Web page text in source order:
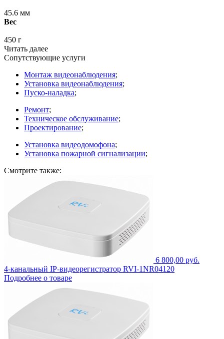
45.6 мм
Вес
450 г
Читать далее
Сопутствующие услуги
Монтаж видеонаблюдения;
Установка видеонаблюдения;
Пуско-наладка;
Ремонт;
Техническое обслуживание;
Проектирование;
Установка видеодомофона;
Установка пожарной сигнализации;
Смотрите также:
6 800,00 руб.
4-канальный IP-видеорегистратор RVI-1NR04120
Подробнее о товаре